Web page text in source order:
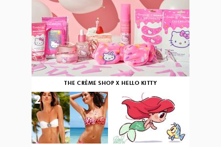
THE CRÈME SHOP X HELLO KITTY
2 3